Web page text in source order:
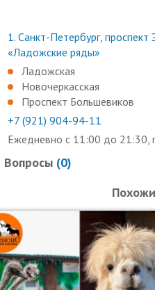
1. Санкт-Петербург,
«Ладожские ряды»
Ладожская
Новочеркасская
Проспект Большевиков
+7 (921) 904-94-11
Ежедневно с 11:00 до 21:30,
Вопросы (0)